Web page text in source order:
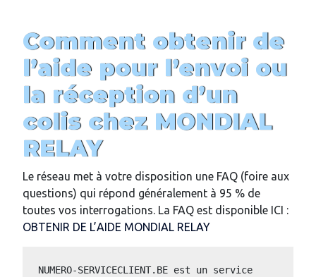
Comment obtenir de
l’aide pour l’envoi ou
la réception d’un
colis chez MONDIAL
RELAY
Le réseau met à votre disposition une FAQ (foire aux
questions) qui répond généralement à 95 % de
toutes vos interrogations. La FAQ est disponible ICI :
OBTENIR DE L’AIDE MONDIAL RELAY
NUMERO-SERVICECLIENT.BE est un service